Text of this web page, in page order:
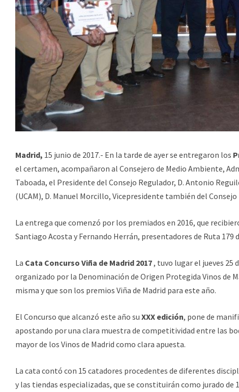
Madrid, 15 junio de 2017.- En la tarde de ayer se entregaron los
el certamen, acompañaron al Consejero de Medio Ambiente,
Taboada, el Presidente del Consejo Regulador, D. Antonio
(UCAM), D. Manuel Morcillo, Vicepresidente también del Consejo
La entrega que comenzó por los premiados en 2016, que
Santiago Acosta y Fernando Herrán, presentadores de Ruta 179
La Cata Concurso Viña de Madrid 2017, tuvo lugar el jueves 25
organizado por la Denominación de Origen Protegida Vinos de
misma y que son los premios Viña de Madrid para este año.
El Concurso que alcanzó este año su XXX edición, pone de
apostando por una clara muestra de competitividad entre las
mayor de los Vinos de Madrid como clara apuesta.
La cata contó con 15 catadores procedentes de diferentes
y las tiendas especializadas, que se constituirán como jurado